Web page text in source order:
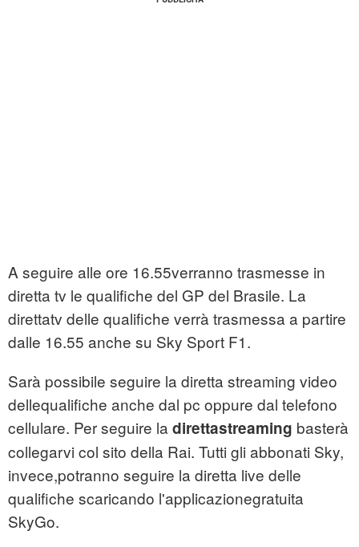
A seguire alle ore 16.55verranno trasmesse in
diretta tv le qualifiche del GP del Brasile. La
direttatv delle qualifiche verrà trasmessa a partire
dalle 16.55 anche su Sky Sport F1.
Sarà possibile seguire la diretta streaming video
dellequalifiche anche dal pc oppure dal telefono
cellulare. Per seguire la direttastreaming basterà
collegarvi col sito della Rai. Tutti gli abbonati Sky,
invece,potranno seguire la diretta live delle
qualifiche scaricando l'applicazionegratuita
SkyGo.